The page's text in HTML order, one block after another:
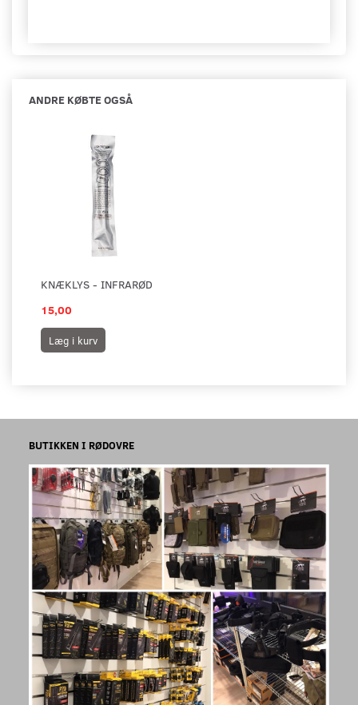
ANDRE KØBTE OGSÅ
KNÆKLYS - INFRARØD
15,00
Læg i kurv
BUTIKKEN I RØDOVRE